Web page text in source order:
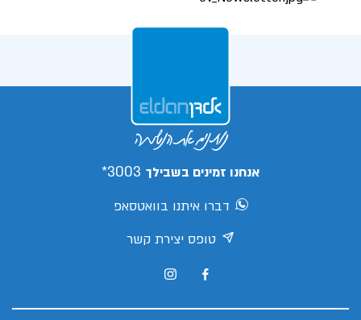
אנחנו זמינים בשבילך 3003*
דברו איתנו בוואטסאפ
טופס יצירת קשר